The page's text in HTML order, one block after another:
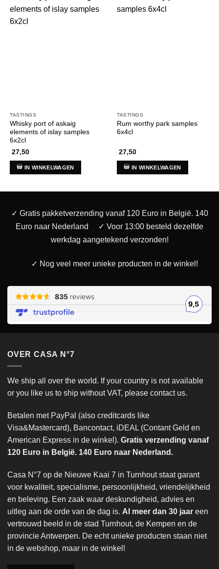
TASTINGS
Whisky port of askaig
elements of islay samples
6x2cl
27,50
IN WINKELWAGEN
TASTINGS
Rum worthy park samples
6x4cl
27,50
IN WINKELWAGEN
✓ Gratis pakketverzending vanaf 120 Euro in België. 140
Euro naar Nederland
✓ Voor 13:00 besteld dezelfde
werkdag aangetekend verzonden!
✓ Nog veel meer unieke producten in de winkel!
OVER CASA N°7
We ship all over the world. If your country is not available
or you like us to ship without VAT, please contact us.
Betalen met PayPal (also creditcards like
Visa&Mastercard), Bancontact, iDEAL (Contant Geld en
American Express in de winkel). Gratis verzending vanaf
120 Euro in België. 140 Euro naar Nederland.
Casa N°7 op de Nieuwe Kaai 7 in Turnhout staat garant
voor kwaliteit, specialisme, persoonlijkheid, vriendelijkheid
en beleving. Een zaak waar deskundigheid, advies en
uitleg aan de orde van de dag is. Al meer dan 30 jaar een
vertrouwd beeld in de stad Turnhout, de Kempen en de
provincie Antwerpen. De echt unieke producten staan niet
in de webshop, maar in de winkel!